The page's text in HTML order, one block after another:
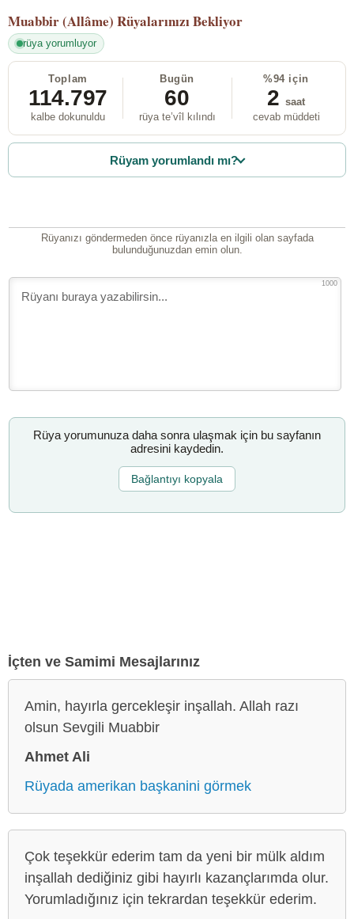
Muabbir (Allâme) Rüyalarınızı Bekliyor
rüya yorumluyor
Toplam
114.797
kalbe dokunuldu
Bugün
60
rüya te’vîl kılındı
%94 için
2 saat
cevab müddeti
Rüyam yorumlandı mı?
Rüyanızı göndermeden önce rüyanızla en ilgili olan sayfada
bulunduğunuzdan emin olun.
1000
Rüya yorumunuza daha sonra ulaşmak için bu sayfanın
adresini kaydedin.
Bağlantıyı kopyala
İçten ve Samimi Mesajlarınız
Amin, hayırla gercekleşir inşallah. Allah razı
olsun Sevgili Muabbir
Ahmet Ali
Rüyada amerikan başkanini görmek
Çok teşekkür ederim tam da yeni bir mülk aldım
inşallah dediğiniz gibi hayırlı kazançlarımda olur.
Yorumladığınız için tekrardan teşekkür ederim.